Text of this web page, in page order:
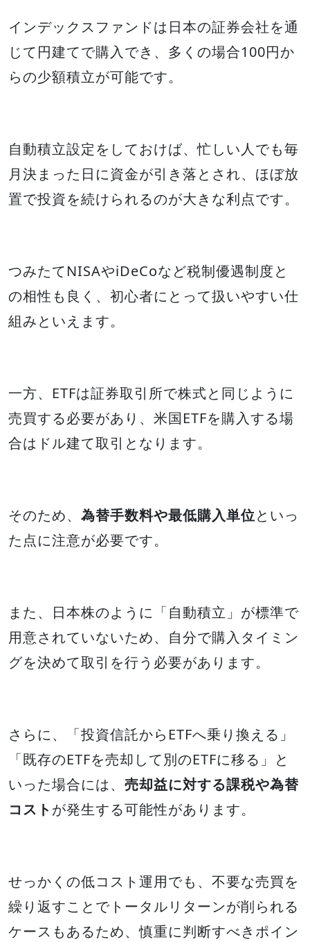
インデックスファンドは日本の証券会社を通
じて円建てで購入でき、多くの場合100円か
らの少額積立が可能です。
自動積立設定をしておけば、忙しい人でも毎
月決まった日に資金が引き落とされ、ほぼ放
置で投資を続けられるのが大きな利点です。
つみたてNISAやiDeCoなど税制優遇制度と
の相性も良く、初心者にとって扱いやすい仕
組みといえます。
一方、ETFは証券取引所で株式と同じように
売買する必要があり、米国ETFを購入する場
合はドル建て取引となります。
そのため、 為替手数料や最低購入単位といっ
た点に注意が必要です。
また、日本株のように「自動積立」が標準で
用意されていないため、自分で購入タイミン
グを決めて取引を行う必要があります。
さらに、「投資信託からETFへ乗り換える」
「既存のETFを売却して別のETFに移る」と
いった場合には、 売却益に対する課税や為替
コスト が発生する可能性があります。
せっかくの低コスト運用でも、不要な売買を
繰り返すことでトータルリターンが削られる
ケースもあるため、慎重に判断すべきポイン